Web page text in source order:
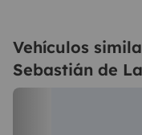
Vehículos
Sebastián de